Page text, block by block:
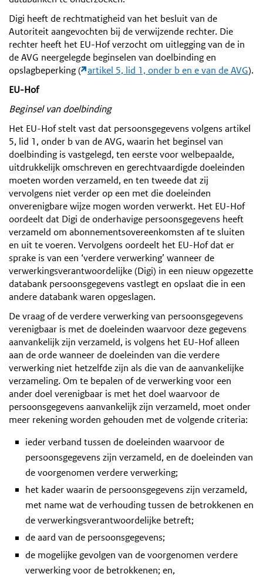
Digi heeft de rechtmatigheid van het besluit van de
Autoriteit aangevochten bij de verwijzende rechter. Die
rechter heeft het EU-Hof verzocht om uitlegging van de in
de AVG neergelegde beginselen van doelbinding en
opslagbeperking ( artikel 5, lid 1, onder b en e van de AVG).
EU-Hof
Beginsel van doelbinding
Het EU-Hof stelt vast dat persoonsgegevens volgens artikel
5, lid 1, onder b van de AVG, waarin het beginsel van
doelbinding is vastgelegd, ten eerste voor welbepaalde,
uitdrukkelijk omschreven en gerechtvaardigde doeleinden
moeten worden verzameld, en ten tweede dat zij
vervolgens niet verder op een met die doeleinden
onverenigbare wijze mogen worden verwerkt. Het EU-Hof
oordeelt dat Digi de onderhavige persoonsgegevens heeft
verzameld om abonnementsovereenkomsten af te sluiten
en uit te voeren. Vervolgens oordeelt het EU-Hof dat er
sprake is van een ‘verdere verwerking’ wanneer de
verwerkingsverantwoordelijke (Digi) in een nieuw opgezette
databank persoonsgegevens vastlegt en opslaat die in een
andere databank waren opgeslagen.
De vraag of de verdere verwerking van persoonsgegevens
verenigbaar is met de doeleinden waarvoor deze gegevens
aanvankelijk zijn verzameld, is volgens het EU-Hof alleen
aan de orde wanneer de doeleinden van die verdere
verwerking niet hetzelfde zijn als die van de aanvankelijke
verzameling. Om te bepalen of de verwerking voor een
ander doel verenigbaar is met het doel waarvoor de
persoonsgegevens aanvankelijk zijn verzameld, moet onder
meer rekening worden gehouden met de volgende criteria:
ieder verband tussen de doeleinden waarvoor de
persoonsgegevens zijn verzameld, en de doeleinden van
de voorgenomen verdere verwerking;
het kader waarin de persoonsgegevens zijn verzameld,
met name wat de verhouding tussen de betrokkenen en
de verwerkingsverantwoordelijke betreft;
de aard van de persoonsgegevens;
de mogelijke gevolgen van de voorgenomen verdere
verwerking voor de betrokkenen; en,